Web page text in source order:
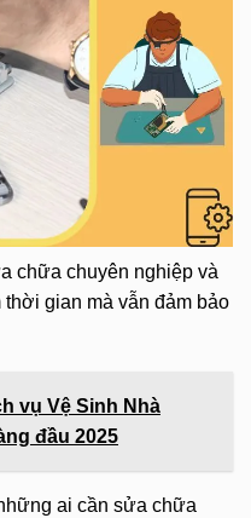
chữa chuyên nghiệp và
gian mà vẫn đảm bảo
vụ Vệ Sinh Nhà
đầu 2025
ai cần sửa chữa